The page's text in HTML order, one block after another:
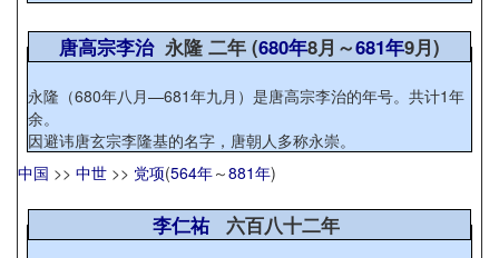
唐高宗李治永隆 二年 (680年8月～681年9月)
永隆（680年八月—681年九月）是唐高宗李治的年号。共计1年
余。
因避讳唐玄宗李隆基的名字，唐朝人多称永崇。
中国 >> 中世 >> 党项(564年～881年)
李仁祐六百八十二年